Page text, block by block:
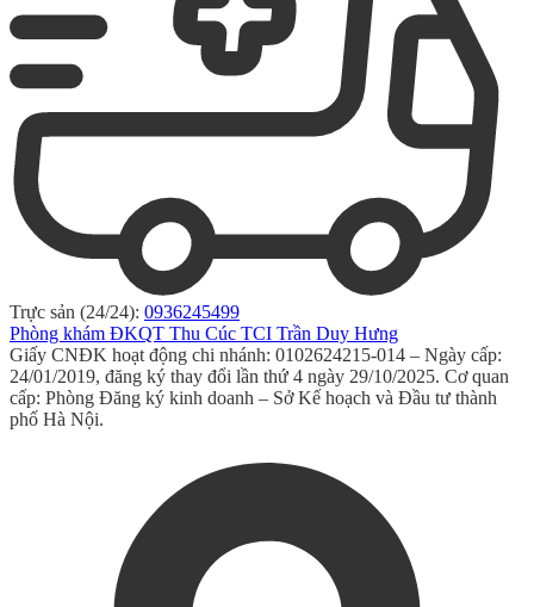
Trực sản (24/24): 0936245499
Phòng khám ĐKQT Thu Cúc TCI Trần Duy Hưng
Giấy CNĐK hoạt động chi nhánh: 0102624215-014 – Ngày cấp:
24/01/2019, đăng ký thay đổi lần thứ 4 ngày 29/10/2025. Cơ quan
cấp: Phòng Đăng ký kinh doanh – Sở Kế hoạch và Đầu tư thành
phố Hà Nội.